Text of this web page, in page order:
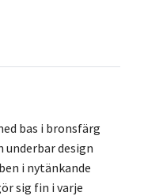
bas i bronsfärg
underbar design
i nytänkande
sig fin i varje